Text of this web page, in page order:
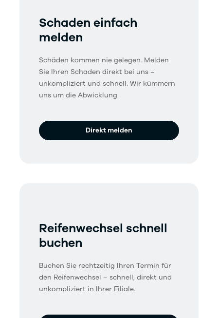
Schaden einfach
melden
Schäden kommen nie gelegen. Melden
Sie Ihren Schaden direkt bei uns –
unkompliziert und schnell. Wir kümmern
uns um die Abwicklung.
Direkt melden
Reifenwechsel schnell
buchen
Buchen Sie rechtzeitig Ihren Termin für
den Reifenwechsel – schnell, direkt und
unkompliziert in Ihrer Filiale.